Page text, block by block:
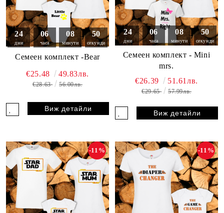
24
дни
06
часа
08
минути
49
секунди
Семеен комплект -Bear
€25.48 49.83лв.
€28.63 56.00лв.
Виж детайли
24
дни
06
часа
08
минути
49
секунди
Семеен комплект - Mini
mrs.
€26.39 51.61лв.
€29.65 57.99лв.
Виж детайли
-11% -11%